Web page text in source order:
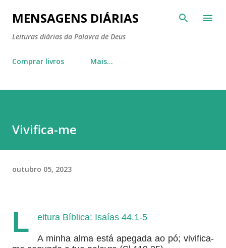
Pular para o conteúdo principal
MENSAGENS DIÁRIAS
Leituras diárias da Palavra de Deus
Comprar livros Mais…
Vivifica-me
outubro 05, 2023
L eitura Bíblica: Isaías 44.1-5
A minha alma está apegada ao pó; vivifica-